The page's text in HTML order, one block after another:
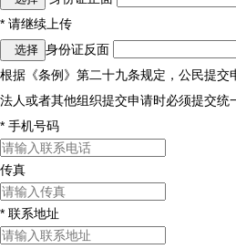
* 请继续上传
选择 身份证反面
根据《条例》第二十九条规定，公民提
法人或者其他组织提交申请时必须提交
* 手机号码
传真
* 联系地址